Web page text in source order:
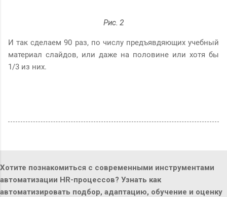
Рис. 2
И так сделаем 90 раз, по числу предъявдяющих учебный
материал слайдов, или даже на половине или хотя бы
1/3 из них.
Хотите познакомиться с современными инструментами
автоматизации HR-процессов? Узнать как
автоматизировать подбор, адаптацию, обучение и оценку